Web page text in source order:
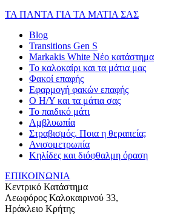
ΤΑ ΠΑΝΤΑ ΓΙΑ ΤΑ ΜΑΤΙΑ ΣΑΣ
Blog
Transitions Gen S
Markakis White Νέο κατάστημα
Το καλοκαίρι και τα μάτια μας
Φακοί επαφής
Εφαρμογή φακών επαφής
Ο Η/Υ και τα μάτια σας
Το παιδικό μάτι
Αμβλυωπία
Στραβισμός. Ποια η θεραπεία;
Ανισομετρωπία
Κηλίδες και διόφθαλμη όραση
ΕΠΙΚΟΙΝΩΝΙΑ
Κεντρικό Κατάστημα
Λεωφόρος Καλοκαιρινού 33,
Ηράκλειο Κρήτης